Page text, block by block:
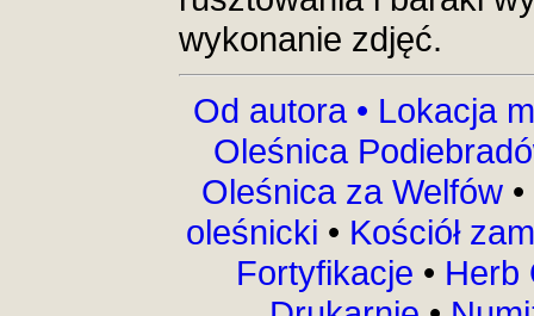
wykonanie zdjęć.
Od autora • Lokacja
Oleśnica
Oleśnica za Welfów•
oleśnicki • Kościół
Fortyfikacje • Herb